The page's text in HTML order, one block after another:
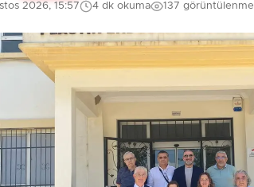
2026, 15:57 4 dk okuma 137 görüntülenme